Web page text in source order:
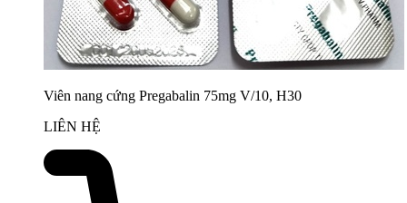
Viên nang cứng Pregabalin 75mg V/10, H30
LIÊN HỆ